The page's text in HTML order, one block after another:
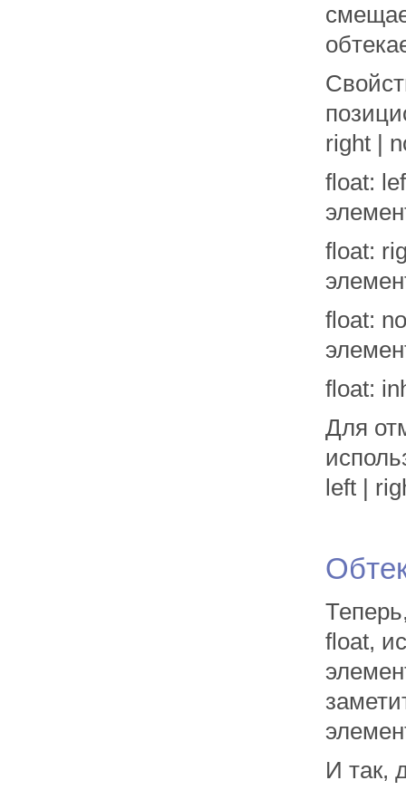
right |
float:
float:
float:
float:
Для
left |
float,
И так,